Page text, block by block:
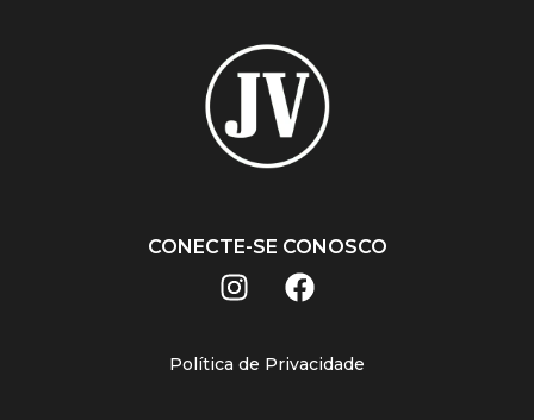
CONECTE-SE CONOSCO
Política de Privacidade